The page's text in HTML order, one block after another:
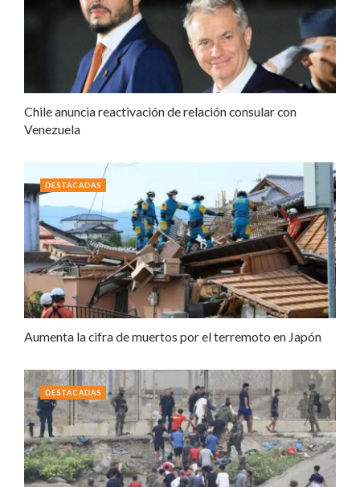
Chile anuncia reactivación de relación consular con
Venezuela
Aumenta la cifra de muertos por el terremoto en Japón
DESTACADAS
DESTACADAS